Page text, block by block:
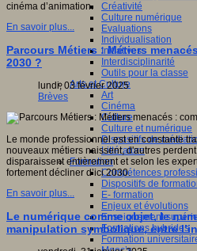
Créativité
Culture numérique
Evaluations
Individualisation
Initiatives
Interdisciplinarité
Outils pour la classe
Arts et Culture
Art
Cinéma
Culture
Culture et numérique
Dispositifs de
Littérature
Formation
Compétences
Dispositifs de
E- formation
Enjeux et évolutions
Enseignement
Formations hybrides
Formation
cinéma d’animation.
En savoir plus...
Parcours Métiers : Métiers
2030 ?
lundi, 03 février 2025
Brèves
Le monde professionnel est en constante
nouveaux métiers naissent, d'autres
disparaissent entièrement et selon les
fortement décliner d’ici 2030.
En savoir plus...
Le numérique comme objet, le
manipulation symbolique, entre